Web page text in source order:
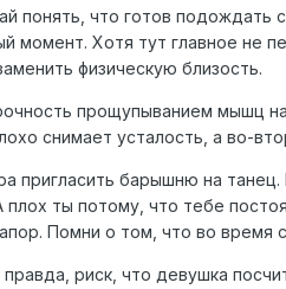
понять, что готов
момент. Хотя тут главное не
физическую близость.
прощупыванием мышц
снимает усталость, а во-
пригласить барышню на
плох ты потому, что тебе
Помни о том, что во время
правда, риск, что девушка